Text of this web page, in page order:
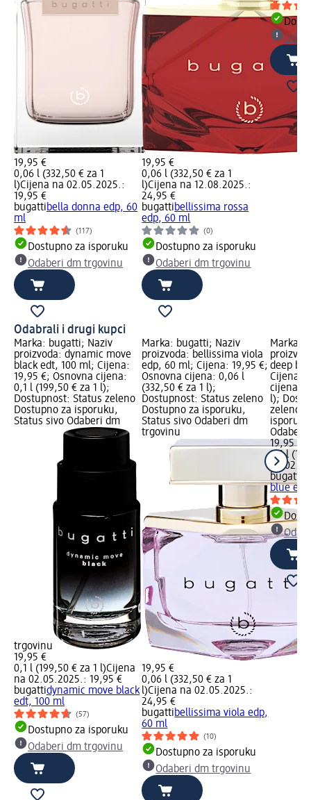
19,95 €
0,06 l (332,50 € za 1
l)Cijena na 02.05.2025.:
19,95 €
bugattibella donna edp, 60
ml
(117)
Dostupno za isporuku
Odaberi dm trgovinu
19,95 €
0,06 l (332,50 € za 1
l)Cijena na 12.08.2025.:
24,95 €
bugattibellissima rossa
edp, 60 ml
(0)
Dostupno za isporuku
Odaberi dm trgovinu
Odabrali i drugi kupci
Marka: bugatti; Naziv
proizvoda: dynamic move
black edt, 100 ml; Cijena:
19,95 €; Osnovna cijena:
0,1 l (199,50 € za 1 l);
Dostupnost: Status zeleno
Dostupno za isporuku,
Status sivo Odaberi dm
trgovinu
19,95 €
0,1 l (199,50 € za 1 l)Cijena
na 02.05.2025.: 19,95 €
bugattidynamic move black
edt, 100 ml
(57)
Dostupno za isporuku
Odaberi dm trgovinu
Marka: bugatti; Naziv
proizvoda: bellissima viola
edp, 60 ml; Cijena: 19,95 €;
Osnovna cijena: 0,06 l
(332,50 € za 1 l);
Dostupnost: Status zeleno
Dostupno za isporuku,
Status sivo Odaberi dm
trgovinu
19,95 €
0,06 l (332,50 € za 1
l)Cijena na 02.05.2025.:
24,95 €
bugattibellissima viola edp,
60 ml
(10)
Dostupno za isporuku
Odaberi dm trgovinu
Marka:
deep
Cijena:
cijena:
l);
zeleno
Odaberi
19,95 €
0,1 l
na
bugatti
blue